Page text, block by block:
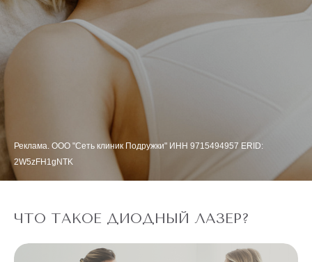
Реклама. ООО "Сеть клиник Подружки" ИНН 9715494957 ERID:
2W5zFH1gNTK
ЧТО ТАКОЕ ДИОДНЫЙ ЛАЗЕР?